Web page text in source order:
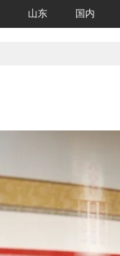
山东 国内